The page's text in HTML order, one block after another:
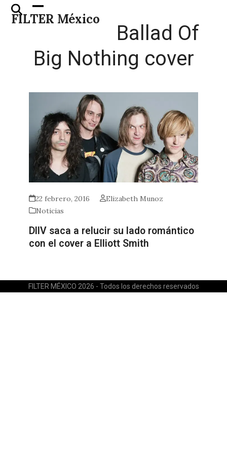
Skip
FILTER México
Open
mobile
Close
mobile
Ballad Of
Big Nothing cover
22 febrero, 2016
Elizabeth Munoz
Noticias
DIIV saca a relucir su lado romántico
con el cover a Elliott Smith
FILTER MÉXICO 2026 - Todos los derechos reservados